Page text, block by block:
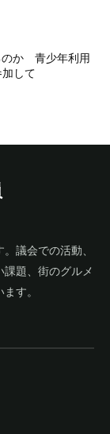
のか 青少年利用
して
議会での活動、
題、街のグルメ
す。